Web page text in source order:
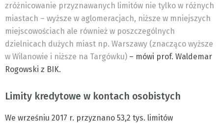
zróżnicowanie przyznawanych limitów nie tylko w różnych
miastach – wyższe w aglomeracjach, niższe w mniejszych
miejscowościach ale również w poszczególnych
dzielnicach dużych miast np. Warszawy (znacząco wyższe
w Wilanowie i niższe na Targówku) – mówi prof. Waldemar
Rogowski z BIK.
Limity kredytowe w kontach osobistych
We wrześniu 2017 r. przyznano 53,2 tys. limitów